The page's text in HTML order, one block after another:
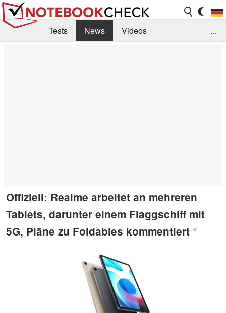
Tests News
Videos
...
Offiziell: Realme arbeitet an mehreren
Tablets, darunter einem Flaggschiff mit
5G, Pläne zu Foldables kommentiert ↺